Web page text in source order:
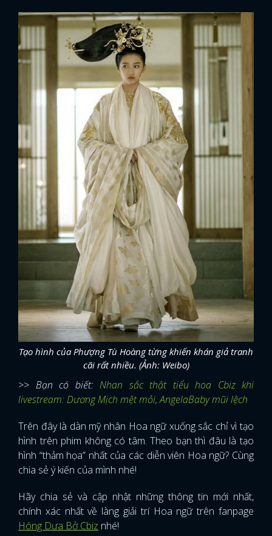
Tạo hình của Phượng Tù Hoàng từng khiến khán giả tranh
cãi rất nhiều. (Ảnh: Weibo)
>> Bạn có biết: Nhan sắc thật tiểu hoa Cbiz khi
livestream: Dương Mịch mệt mỏi, AngelaBaby mũi lệch
Trên đây là dàn mỹ nhân Hoa ngữ xuống sắc chỉ vì tạo
hình trên phim không có tâm. Theo bạn thì đâu là tạo
hình “thảm họa” nhất của các diễn viên Hoa ngữ? Cùng
chia sẻ ý kiến của mình nhé!
Hãy chia sẻ và cập nhật những thông tin mới nhất,
chính xác nhất về làng giải trí Hoa ngữ trên fanpage
Hóng Dưa Bở Cbiz nhé!